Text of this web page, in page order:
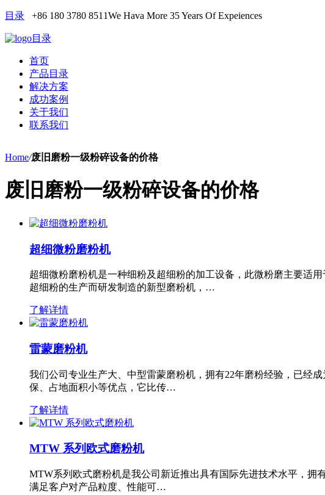
目录 +86 180 3780 8511We Hava More 35 Years Of Expeiences
目录
首页
产品目录
解决方案
成功案例
关于我们
联系我们
Home/废旧磨粉一级粉碎设备的价格
废旧磨粉一级粉碎设备的价格
超细微粉磨粉机
超细微粉磨粉机是一种细粉及超细粉的加工设备，此微粉磨主要适
超细粉的生产而研发制造的新型磨粉机，…
了解详情
雷蒙磨粉机
我们公司专业生产大、中型雷蒙磨粉机，拥有22年磨粉经验，已经
保、占地面积小等优点，它比传…
了解详情
MTW 系列欧式磨粉机
MTW系列欧式磨粉机是我公司新近推出具有国际先进技术水平，
满足客户对产品粒度、性能可…